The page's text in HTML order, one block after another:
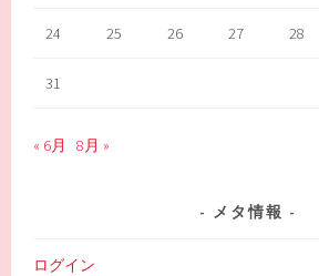
24 25 26 27 28
31
« 6月 8月 »
メタ情報
ログイン